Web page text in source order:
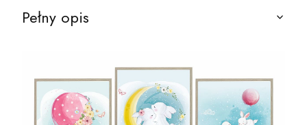
Pełny opis